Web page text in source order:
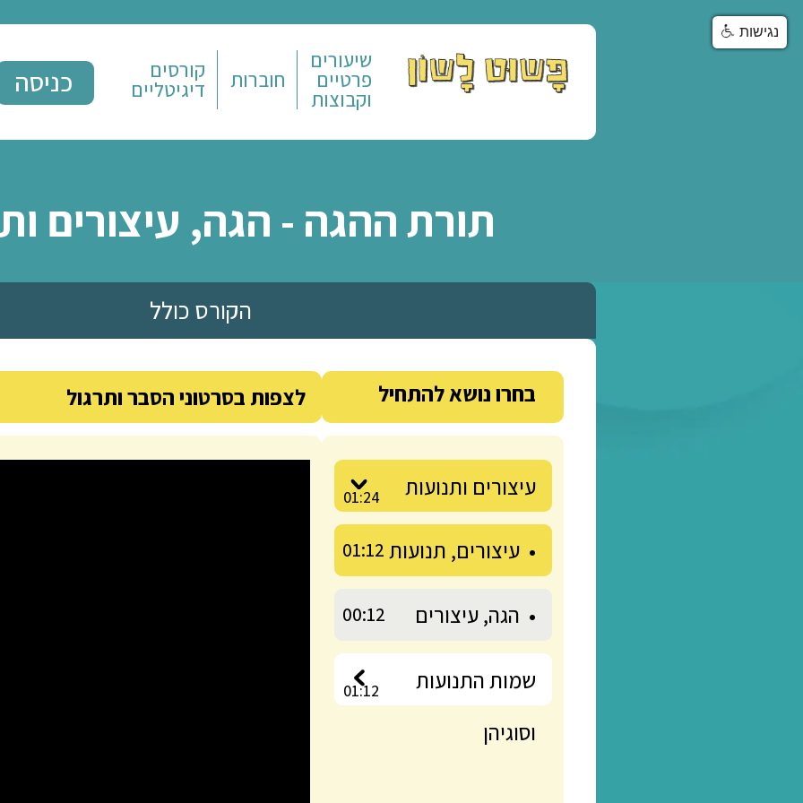
שיעורים
פרטיים חוברות קורסים
דיגיטליים כניסה
תורת ההגה - הגה, עיצורים
הקורס כולל
בחרו נושא להתחיל
עיצורים ותנועות 01:24
• עיצורים, תנועות
ואימות קריאה
01:12
• הגה, עיצורים
ותנועות-קצר וקולע
00:12
לצפות בסרטוני הסבר ותרגול